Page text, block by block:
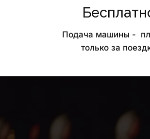
Подача машины -
только за